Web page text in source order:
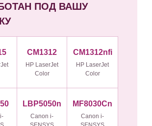
ПОД ВАШУ
CM1312
HP LaserJet
Color
CM1312nfi
HP LaserJet
Color
LBP5050n
Canon i-
MF8030Cn
Canon i-